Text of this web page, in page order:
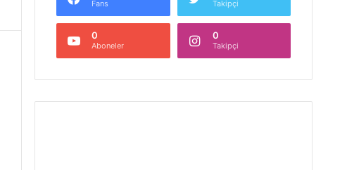
Fans Takipçi
0
Aboneler
0
Takipçi